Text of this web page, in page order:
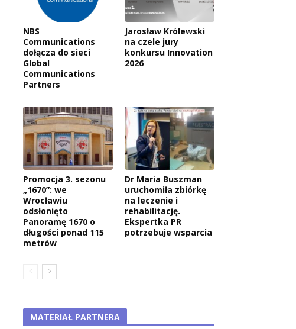
NBS
Communications
dołącza do sieci
Global
Communications
Partners
Jarosław Królewski
na czele jury
konkursu Innovation
2026
Promocja 3. sezonu
„1670”: we
Wrocławiu
odsłonięto
Panoramę 1670 o
długości ponad 115
metrów
Dr Maria Buszman
uruchomiła zbiórkę
na leczenie i
rehabilitację.
Ekspertka PR
potrzebuje wsparcia
MATERIAŁ PARTNERA